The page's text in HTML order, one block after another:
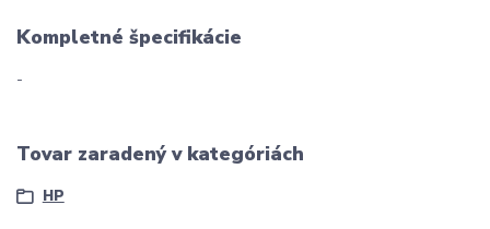
Kompletné špecifikácie
-
Tovar zaradený v kategóriách
HP